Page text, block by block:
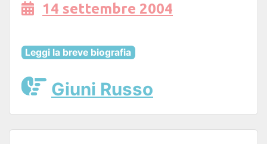
14 settembre 2004
Leggi la breve biografia
Giuni Russo